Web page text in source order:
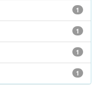
1
1
1
1